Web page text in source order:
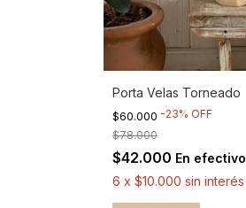
Porta Velas Torneado
$60.000 -23% OFF
$78.000
$42.000 En efectivo
6 x $10.000 sin interés